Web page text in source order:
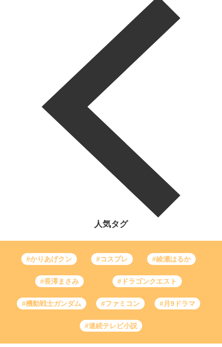
人気タグ
#かりあげクン #コスプレ #綾瀬はるか
#長澤まさみ #ドラゴンクエスト
#機動戦士ガンダム #ファミコン #月9ドラマ
#連続テレビ小説